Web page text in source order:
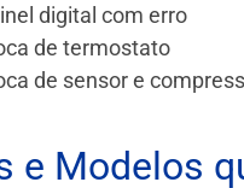
digital com erro
de termostato
de sensor e
e Modelos